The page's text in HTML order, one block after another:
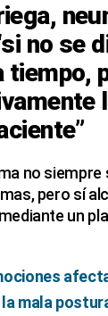
no se
tiempo,
no siempre
pero sí
un
mala